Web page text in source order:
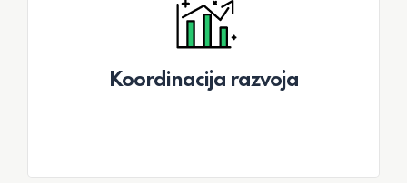
Koordinacija razvoja